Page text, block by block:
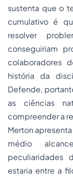
sustenta que o
cumulativo é
resolver
conseguiriam
colaboradores
história da
Defende,
as ciências
compreender a
Merton
médio
peculiaridades
estaria entre a